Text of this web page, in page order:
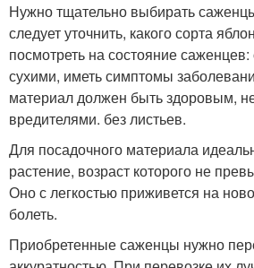
Нужно тщательно выбирать
следует уточнить, какого сорта
посмотреть на состояние
сухими, иметь симптомы
материал должен быть здоровым,
вредителями. без листьев.
Для посадочного материала
растение, возраст которого не
Оно с легкостью приживется на
болеть.
Приобретенные саженцы нужно